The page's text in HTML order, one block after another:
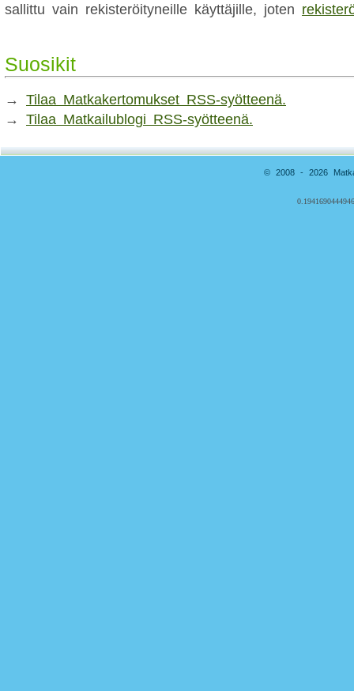
sallittu vain rekisteröityneille käyttäjille, joten
Suosikit
→ Tilaa Matkakertomukset RSS-syötteenä.
→ Tilaa Matkailublogi RSS-syötteenä.
© 2008 - 2026